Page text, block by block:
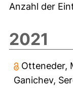
Anzahl der
2021
Otteneder,
Ganichev,